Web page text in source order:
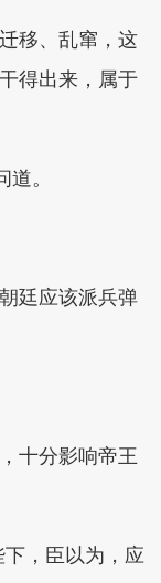
移、乱窜，这
得出来，属于
。
廷应该派兵弹
十分影响帝王
，臣以为，应